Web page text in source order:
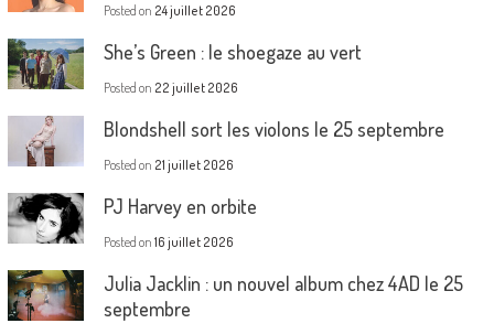
Posted on 24 juillet 2026
She’s Green : le shoegaze au vert
Posted on 22 juillet 2026
Blondshell sort les violons le 25 septembre
Posted on 21 juillet 2026
PJ Harvey en orbite
Posted on 16 juillet 2026
Julia Jacklin : un nouvel album chez 4AD le 25
septembre